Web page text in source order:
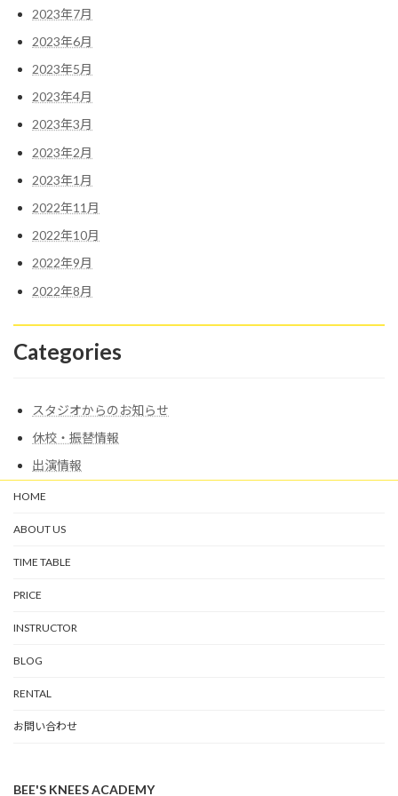
2023年7月
2023年6月
2023年5月
2023年4月
2023年3月
2023年2月
2023年1月
2022年11月
2022年10月
2022年9月
2022年8月
Categories
スタジオからのお知らせ
休校・振替情報
出演情報
HOME
ABOUT US
TIME TABLE
PRICE
INSTRUCTOR
BLOG
RENTAL
お問い合わせ
BEE'S KNEES ACADEMY